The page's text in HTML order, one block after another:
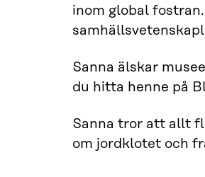
inom global
Sanna älskar
du hitta henne på
Sanna tror att allt
om jordklotet och